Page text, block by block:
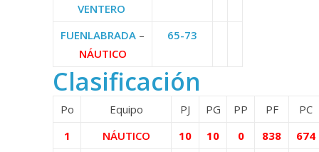
VENTERO
FUENLABRADA –
NÁUTICO
65-73
Clasificación
Po Equipo PJ PG PP PF
PC
1
NÁUTICO 10 10 0 838
674